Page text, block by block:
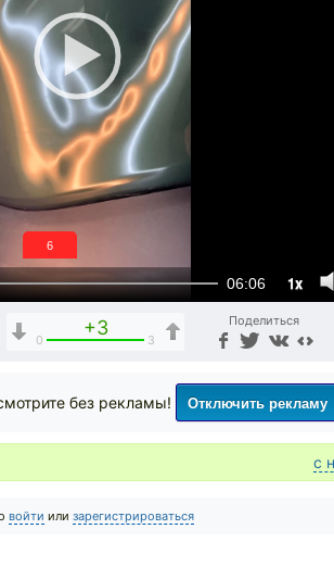
06:06 1x
5
+3
0 3
Поделиться
без рекламы! Отключить рекламу
с
войти или зарегистрироваться